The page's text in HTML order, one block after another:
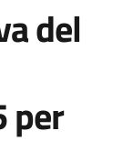
del
per